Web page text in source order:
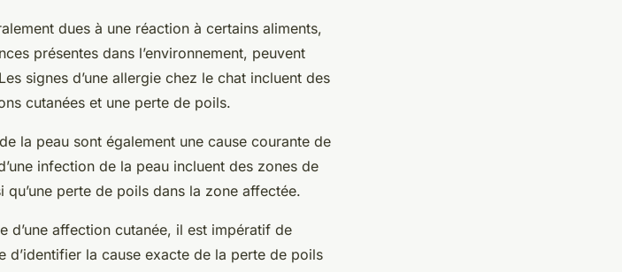
dues à une réaction à certains aliments,
présentes dans l’environnement, peuvent
signes d’une allergie chez le chat incluent des
cutanées et une perte de poils.
la peau sont également une cause courante de
infection de la peau incluent des zones de
perte de poils dans la zone affectée.
d’une affection cutanée, il est impératif de
d’identifier la cause exacte de la perte de poils